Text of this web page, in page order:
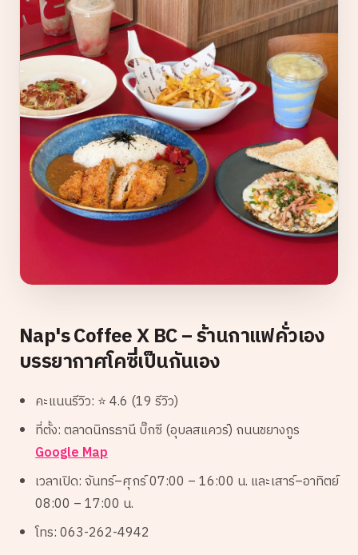
Nap's Coffee X BC – ร้านกาแฟคั่วเอง
บรรยากาศโคซี่เป็นกันเอง
คะแนนรีวิว: ⭐ 4.6 (19 รีวิว)
ที่ตั้ง: ตลาดนิกรธานี บิ๊กซี (อุบลสแควร์) ถนนชยางกูร
Google Map
เวลาเปิด: จันทร์–ศุกร์ 07:00 – 16:00 น. และเสาร์–อาทิตย์
08:00 – 17:00 น.
โทร: 063-262-4942